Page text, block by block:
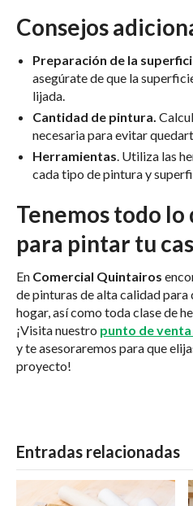
Consejos
Preparación de la
asegúrate de que la
lijada.
Cantidad de pintura.
necesaria para evitar
Herramientas. Utiliza las
cada tipo de pintura y
Tenemos todo lo
para pintar tu
En Comercial Quintairos
de pinturas de alta calidad
hogar, así como toda clase de
¡Visita nuestro punto de
y te asesoraremos para que
proyecto!
Entradas relacionadas